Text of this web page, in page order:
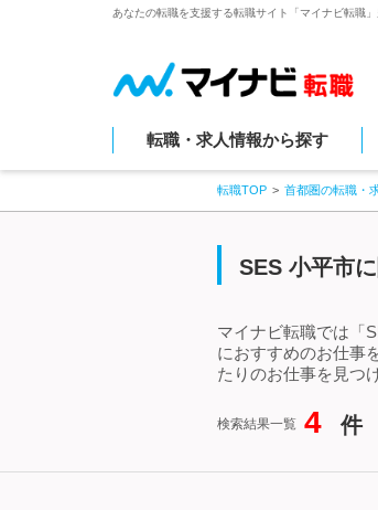
あなたの転職を支援する転職サイト「マイナビ転職
転職・求人情報から探す
転職TOP 首都圏の転職・
SES 小平市
マイナビ転職では「
におすすめのお仕事
たりのお仕事を見つ
検索結果一覧 4 件